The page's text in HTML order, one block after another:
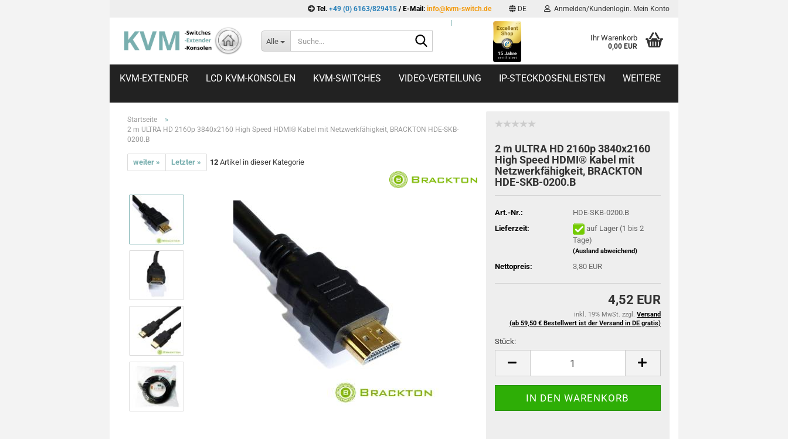
Tel. +49 (0) 6163/829415 / E-Mail: info@kvm-switch.de DE Anmelden/Kundenlogin. Mein Konto
Alle
Ihr Warenkorb
0,00 EUR
KVM-EXTENDER LCD KVM-KONSOLEN KVM-SWITCHES VIDEO-VERTEILUNG IP-STECKDOSENLEISTEN WEITERE
Startseite »
2 m ULTRA HD 2160p 3840x2160 High Speed HDMI® Kabel mit Netzwerkfähigkeit, BRACKTON HDE-SKB-
0200.B
weiter » Letzter » 12 Artikel in dieser Kategorie
2 m ULTRA HD 2160p 3840x2160
High Speed HDMI® Kabel mit
Netzwerkfähigkeit, BRACKTON
HDE-SKB-0200.B
Art.-Nr.:
HDE-SKB-0200.B
Lieferzeit:
auf Lager (1 bis 2
Tage)
(Ausland abweichend)
Nettopreis: 3,80 EUR
4,52 EUR
inkl. 19% MwSt. zzgl. Versand
(ab 59,50 € Bestellwert ist der Versand in DE gratis)
Stück:
Stück